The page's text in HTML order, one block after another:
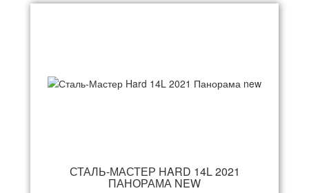
СТАЛЬ-МАСТЕР HARD 14L 2021
ПАНОРАМА NEW